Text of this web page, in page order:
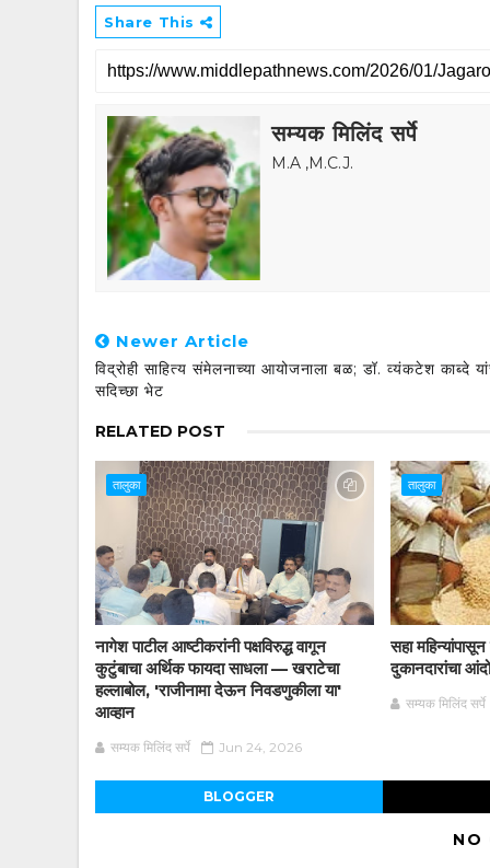
Share This
सम्यक मिलिंद सर्पे
M.A ,M.C.J.
Newer Article
विद्रोही साहित्य संमेलनाच्या आयोजनाला बळ; डॉ. व्यंकटेश काब्दे
सदिच्छा भेट
RELATED POST
तालुका
नागेश पाटील आष्टीकरांनी पक्षविरुद्ध वागून
कुटुंबाचा अर्थिक फायदा साधला — खराटेचा
हल्लाबोल, 'राजीनामा देऊन निवडणुकीला या'
आव्हान
सम्यक मिलिंद सर्पे Jun 24, 2026
तालुका
सहा
दुकानदारांचा
सम्यक मिलिंद सर्पे
BLOGGER
NO